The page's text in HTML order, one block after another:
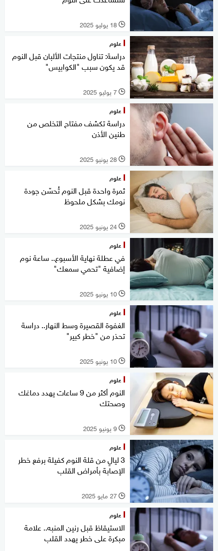
l 18 يوليو 2025
علوم
دراسة: تناول منتجات الألبان قبل النوم
قد يكون سبب "الكوابيس"
l 7 يوليو 2025
علوم
دراسة تكشف مفتاح التخلص من
طنين الأذن
l 28 يونيو 2025
علوم
ثمرة واحدة قبل النوم تُحسّن جودة
نومك بشكل ملحوظ
l 24 يونيو 2025
علوم
في عطلة نهاية الأسبوع.. ساعة نوم
إضافية "تحمي سمعك"
l 10 يونيو 2025
علوم
الغفوة القصيرة وسط النهار.. دراسة
تحذر من "خطر كبير"
l 10 يونيو 2025
علوم
النوم أكثر من 9 ساعات يهدد دماغك
وصحتك
l 9 يونيو 2025
علوم
3 ليالٍ من قلة النوم كفيلة برفع خطر
الإصابة بأمراض القلب
l 27 مايو 2025
علوم
الاستيقاظ قبل رنين المنبه.. علامة
مبكرة على خطر يهدد القلب